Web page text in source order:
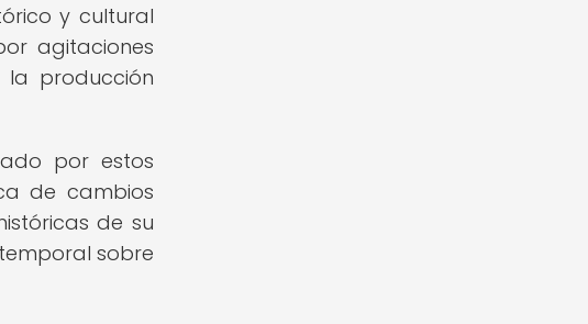
y cultural
agitaciones
la producción
por estos
de cambios
de su
sobre